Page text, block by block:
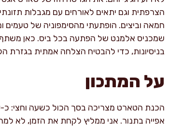
הצרפתית וגם יתאים לאורחים עם מגבלות
חמאה וביצים. הופתעתי מהסימפוניה של טעמים
שמכניס אלמנט של הפתעה בכל ביס. כאן
בניסיונות, כדי להבטיח הצלחה אמתית בגזרת
על המתכון
אפייה בתנור. אני ממליץ לקחת את הזמן, לא